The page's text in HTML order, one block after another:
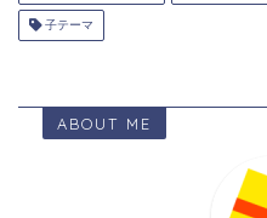
子テーマ
ABOUT ME